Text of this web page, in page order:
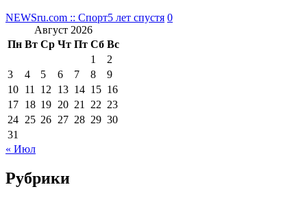
NEWSru.com :: Спорт5 лет спустя 0
Август 2026
Пн Вт Ср Чт Пт Сб Вс
1
2
3
4 5 6 7 8
9
10 11 12 13 14 15 16
17 18 19 20 21 22 23
24 25 26 27 28 29 30
31
« Июл
Рубрики